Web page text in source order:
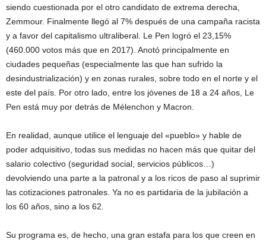
siendo cuestionada por el otro candidato de extrema derecha,
Zemmour. Finalmente llegó al 7% después de una campaña racista
y a favor del capitalismo ultraliberal. Le Pen logró el 23,15%
(460.000 votos más que en 2017). Anotó principalmente en
ciudades pequeñas (especialmente las que han sufrido la
desindustrialización) y en zonas rurales, sobre todo en el norte y el
este del país. Por otro lado, entre los jóvenes de 18 a 24 años, Le
Pen está muy por detrás de Mélenchon y Macron.
En realidad, aunque utilice el lenguaje del «pueblo» y hable de
poder adquisitivo, todas sus medidas no hacen más que quitar del
salario colectivo (seguridad social, servicios públicos…)
devolviendo una parte a la patronal y a los ricos de paso al suprimir
las cotizaciones patronales. Ya no es partidaria de la jubilación a
los 60 años, sino a los 62.
Su programa es, de hecho, una gran estafa para los que creen en